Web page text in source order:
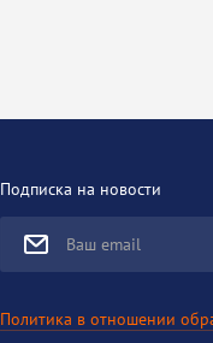
Подписка на новости
Ваш email
Политика в отношении